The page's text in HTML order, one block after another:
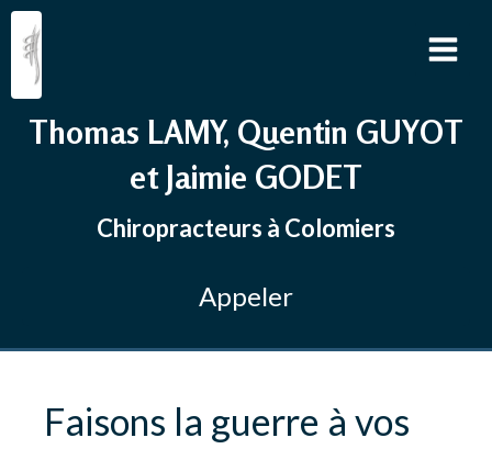
Thomas LAMY, Quentin GUYOT
et Jaimie GODET
Chiropracteurs à Colomiers
Appeler
Faisons la guerre à vos